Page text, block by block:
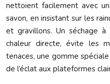
nettoient facilement avec
savon, en insistant sur les
et gravillons. Un séchage à
chaleur directe, évite les
tenaces, une gomme
de l’éclat aux plateformes